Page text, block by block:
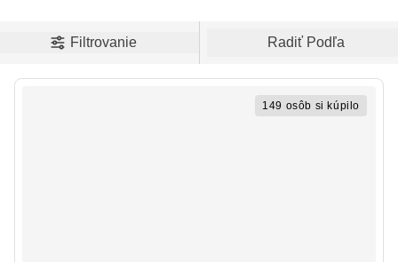
Filtrovanie Radiť Podľa
149 osôb si kúpilo